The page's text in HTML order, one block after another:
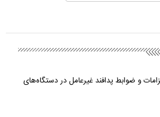
و ضوابط پدافند غیرعامل در دستگاه‌های